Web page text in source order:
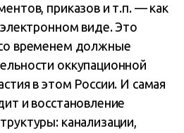
приказов и т.п. — как
виде. Это
временем должные
оккупационной
в этом России. И самая
и восстановление
канализации,